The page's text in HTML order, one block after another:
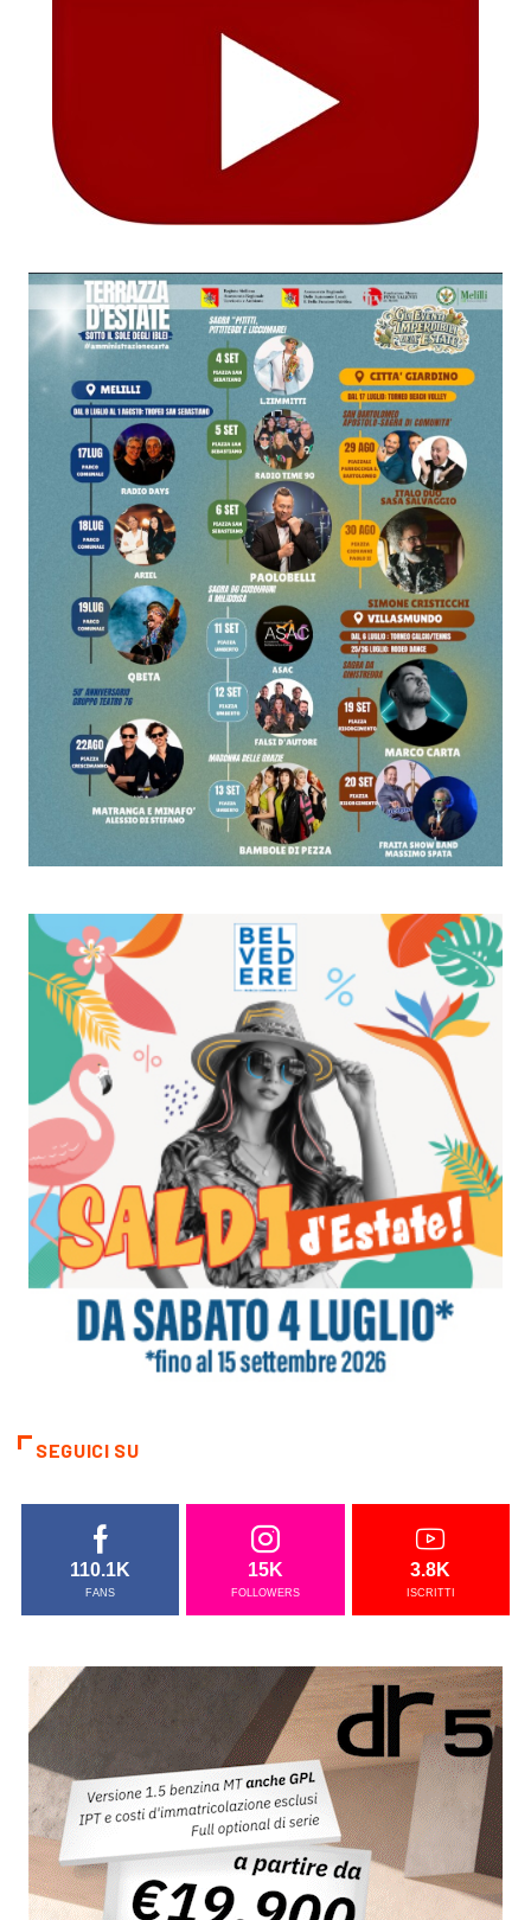
SEGUICI SU
110.1K
FANS
15K
FOLLOWERS
3.8K
ISCRITTI